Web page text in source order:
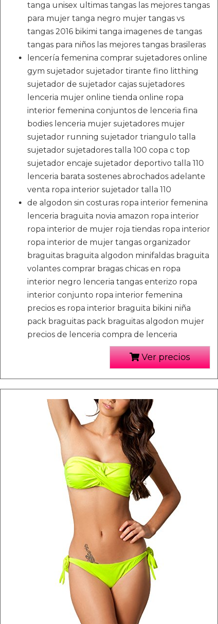
tanga unisex ultimas tangas las mejores tangas
para mujer tanga negro mujer tangas vs
tangas 2016 bikimi tanga imagenes de tangas
tangas para niños las mejores tangas brasileras
lencería femenina comprar sujetadores online
gym sujetador sujetador tirante fino litthing
sujetador de sujetador cajas sujetadores
lenceria mujer online tienda online ropa
interior femenina conjuntos de lenceria fina
bodies lenceria mujer sujetadores mujer
sujetador running sujetador triangulo talla
sujetador sujetadores talla 100 copa c top
sujetador encaje sujetador deportivo talla 110
lenceria barata sostenes abrochados adelante
venta ropa interior sujetador talla 110
de algodon sin costuras ropa interior femenina
lenceria braguita novia amazon ropa interior
ropa interior de mujer roja tiendas ropa interior
ropa interior de mujer tangas organizador
braguitas braguita algodon minifaldas braguita
volantes comprar bragas chicas en ropa
interior negro lenceria tangas enterizo ropa
interior conjunto ropa interior femenina
precios es ropa interior braguita bikini niña
pack braguitas pack braguitas algodon mujer
precios de lenceria compra de lenceria
Ver precios